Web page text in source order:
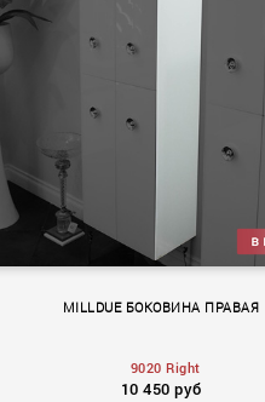
MILLDUE БОКОВИНА ПРАВАЯ
9020 Right
10 450 руб